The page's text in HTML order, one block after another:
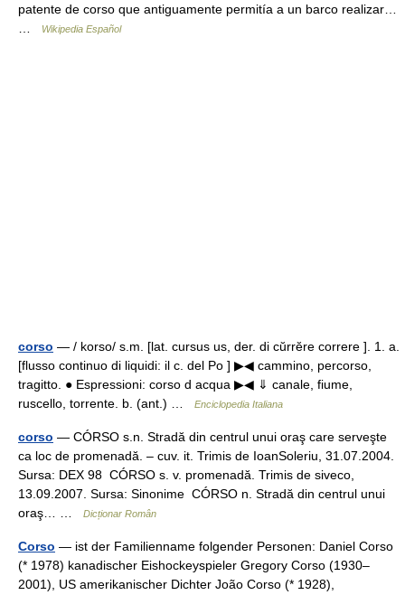
patente de corso que antiguamente permitía a un barco realizar…
…
Wikipedia Español
corso — / korso/ s.m. [lat. cursus us, der. di cŭrrĕre correre ]. 1. a.
[flusso continuo di liquidi: il c. del Po ] ▶◀ cammino, percorso,
tragitto. ● Espressioni: corso d acqua ▶◀ ⇓ canale, fiume,
ruscello, torrente. b. (ant.) …
Enciclopedia Italiana
corso — CÓRSO s.n. Stradă din centrul unui oraş care serveşte
ca loc de promenadă. – cuv. it. Trimis de IoanSoleriu, 31.07.2004.
Sursa: DEX 98 CÓRSO s. v. promenadă. Trimis de siveco,
13.09.2007. Sursa: Sinonime CÓRSO n. Stradă din centrul unui
oraş… …
Dicționar Român
Corso — ist der Familienname folgender Personen: Daniel Corso
(* 1978) kanadischer Eishockeyspieler Gregory Corso (1930–
2001), US amerikanischer Dichter João Corso (* 1928),